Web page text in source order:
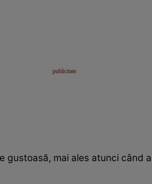
gustoasă, mai ales atunci când